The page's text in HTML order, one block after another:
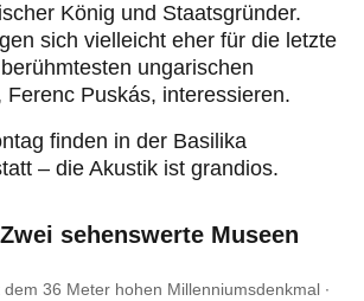
König und Staatsgründer.
sich vielleicht eher für die letzte
ungarischen
Ferenc Puskás, interessieren.
finden in der Basilika
– die Akustik ist grandios.
sehenswerte Museen
36 Meter hohen Millenniumsdenkmal